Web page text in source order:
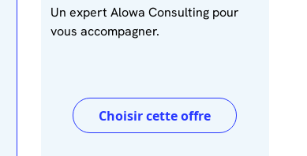
Un expert Alowa Consulting pour
vous accompagner.
Choisir cette offre